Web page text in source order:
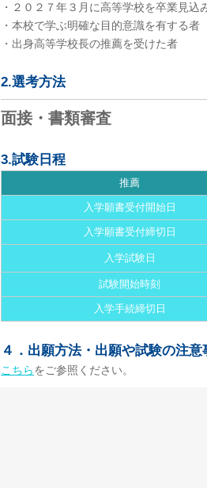
・２０２７年３月に高等学校を卒業見込
・本校で学ぶ明確な目的意識を有する者
・出身高等学校長の推薦を受けた者
2.選考方法
面接・書類審査
3.試験日程
推薦
入学願書受付開始日
入学願書受付締切日
入学試験日
試験開始時刻
入学手続締切日
４．出願方法・出願や試験の注
こちらをご参照ください。